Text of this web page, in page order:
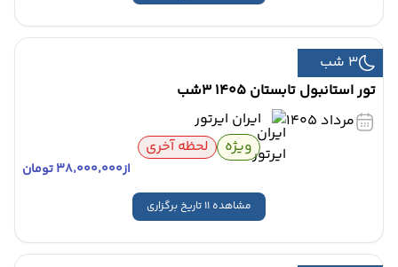
3 شب
تور استانبول تابستان 1405 3شب
مرداد 1405
ایران ایرتور
ویژه
لحظه آخری
۳۸٬۰۰۰٬۰۰۰ تومان
مشاهده 11 تاریخ برگزاری